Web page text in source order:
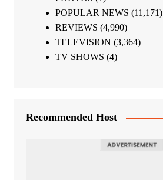
POPULAR NEWS (11,171)
REVIEWS (4,990)
TELEVISION (3,364)
TV SHOWS (4)
Recommended Host